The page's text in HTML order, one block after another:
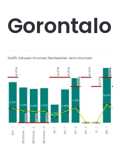
Gorontalo